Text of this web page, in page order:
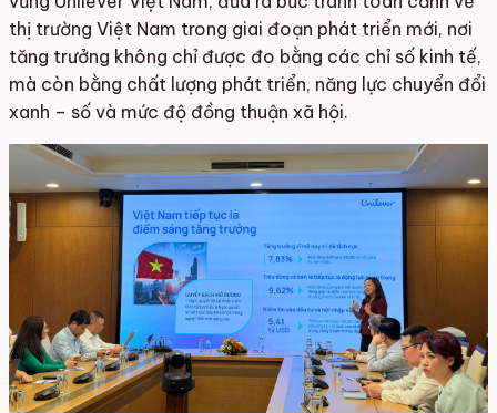
thị trường Việt Nam trong giai đoạn phát triển mới, nơi
tăng trưởng không chỉ được đo bằng các chỉ số kinh tế,
mà còn bằng chất lượng phát triển, năng lực chuyển đổi
xanh – số và mức độ đồng thuận xã hội.